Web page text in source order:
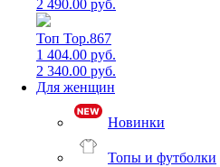
2 490.00 руб.
Топ Top.867
1 404.00 руб.
2 340.00 руб.
Для женщин
Новинки
Топы и футболки